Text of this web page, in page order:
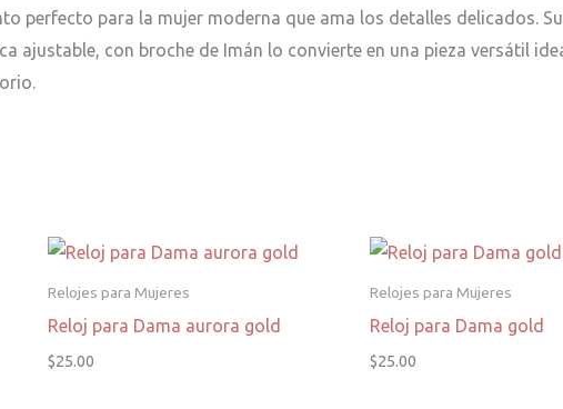
perfecto para la mujer moderna que ama los detalles delicados.
ajustable, con broche de Imán lo convierte en una pieza versátil
Relojes para Mujeres
Reloj para Dama aurora gold
$25.00
Relojes para Mujeres
Reloj para Dama gold
$25.00